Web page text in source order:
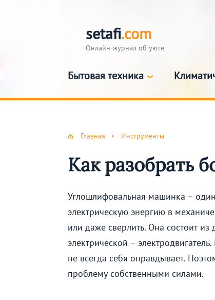
setafi.com
Онлайн-журнал об уюте
Бытовая техника
Главная Инструменты
Как разобрать
Углошлифовальная машинка –
электрическую энергию в
или даже сверлить. Она состоит
электрической –
не всегда себя оправдывает.
проблему собственными силами.